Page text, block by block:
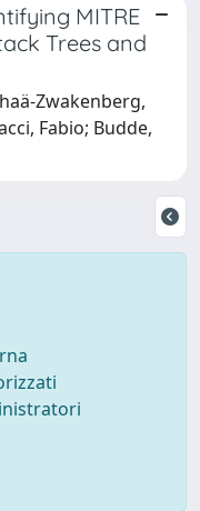
MITRE
Trees and
Zwakenberg,
Fabio; Budde,